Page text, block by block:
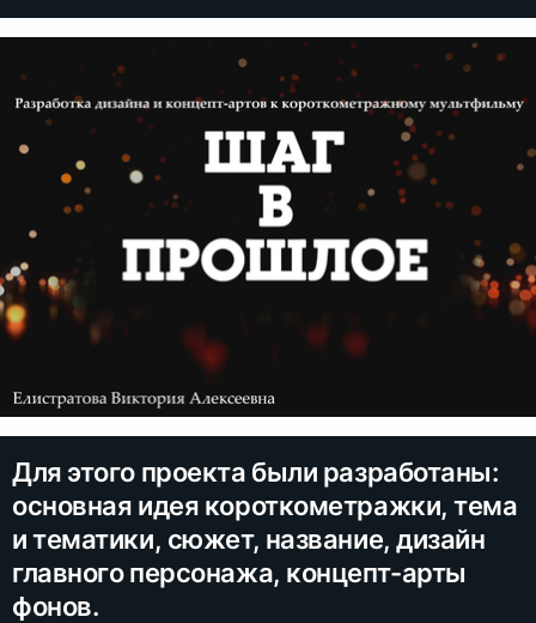
Для этого проекта были разработаны:
основная идея короткометражки, тема
и тематики, сюжет, название, дизайн
главного персонажа, концепт-арты
фонов.